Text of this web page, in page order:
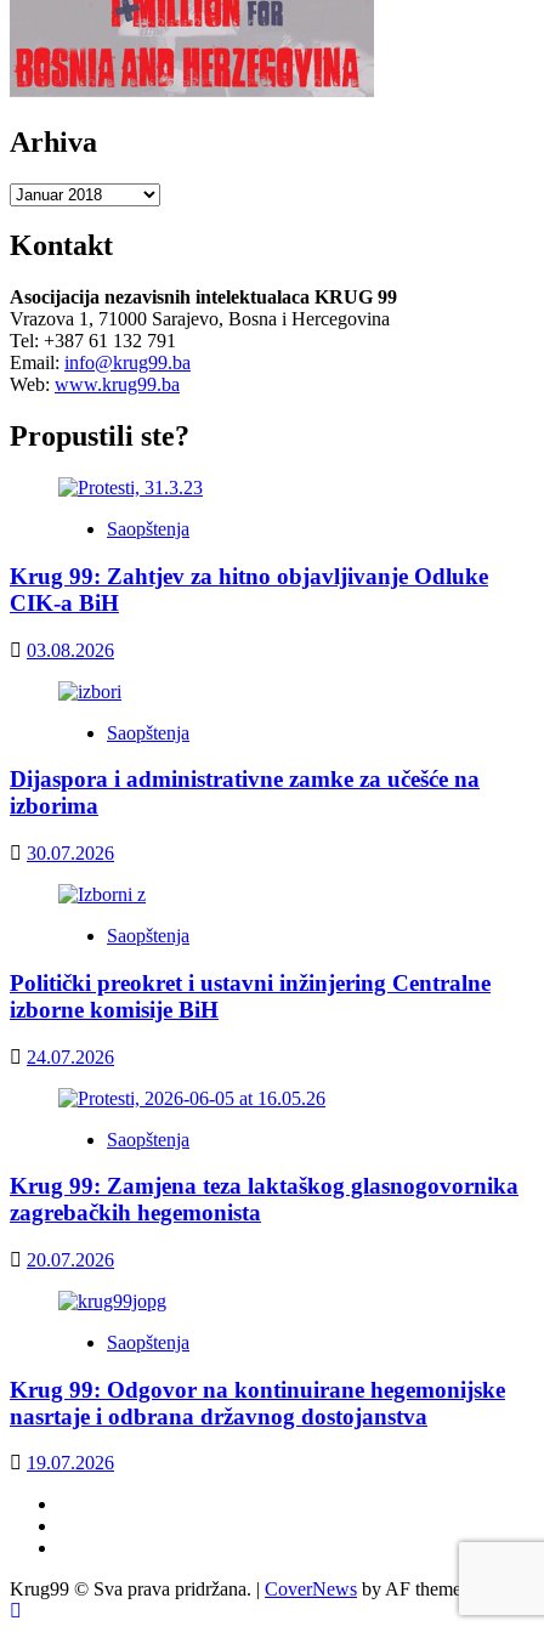
politički
procesi
u
BiH
u
godini
Arhiva
Arhiva
Kontakt
Asocijacija nezavisnih intelektualaca KRUG 99
Vrazova 1, 71000 Sarajevo, Bosna i Hercegovina
Tel: +387 61 132 791
Email: info@krug99.ba
Web: www.krug99.ba
Propustili ste?
Saopštenja
Krug 99: Zahtjev za hitno objavljivanje Odluke
CIK-a BiH
03.08.2026
Saopštenja
Dijaspora i administrativne zamke za učešće na
izborima
30.07.2026
Saopštenja
Politički preokret i ustavni inžinjering Centralne
izborne komisije BiH
24.07.2026
Saopštenja
Krug 99: Zamjena teza laktaškog glasnogovornika
zagrebačkih hegemonista
20.07.2026
Saopštenja
Krug 99: Odgovor na kontinuirane hegemonijske
nasrtaje i odbrana državnog dostojanstva
19.07.2026
Krug99 © Sva prava pridržana. | CoverNews by AF themes.